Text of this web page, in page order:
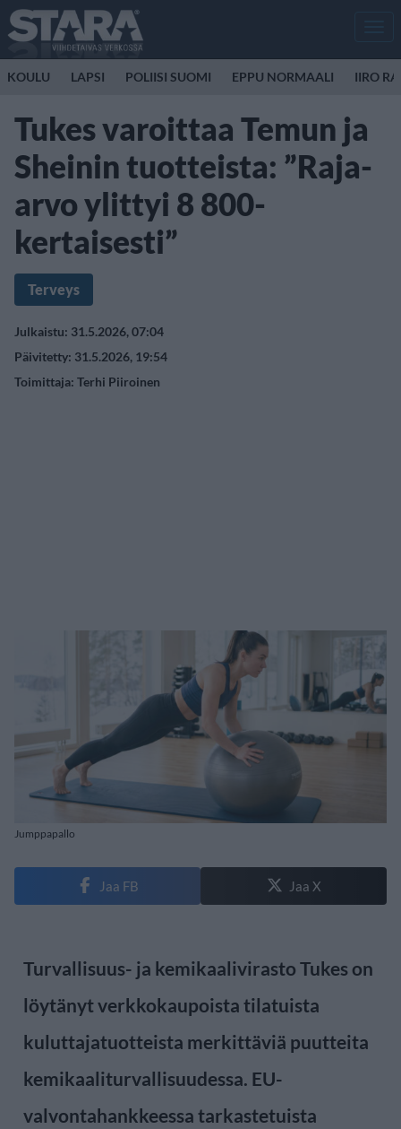
KOULU LAPSI POLIISI SUOMI EPPU NORMAALI IIRO
Tukes varoittaa Temun ja
Sheinin tuotteista: ”Raja-
arvo ylittyi 8 800-
kertaisesti”
Terveys
Julkaistu: 31.5.2026, 07:04
Päivitetty: 31.5.2026, 19:54
Toimittaja: Terhi Piiroinen
Jumppapallo
Jaa FB Jaa X
Turvallisuus- ja kemikaalivirasto Tukes on
löytänyt verkkokaupoista tilatuista
kuluttajatuotteista merkittäviä puutteita
kemikaaliturvallisuudessa. EU-
valvontahankkeessa tarkastetuista